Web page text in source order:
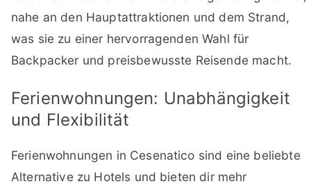
nahe an den Hauptattraktionen und dem Strand,
was sie zu einer hervorragenden Wahl für
Backpacker und preisbewusste Reisende macht.
Ferienwohnungen: Unabhängigkeit
und Flexibilität
Ferienwohnungen in Cesenatico sind eine beliebte
Alternative zu Hotels und bieten dir mehr